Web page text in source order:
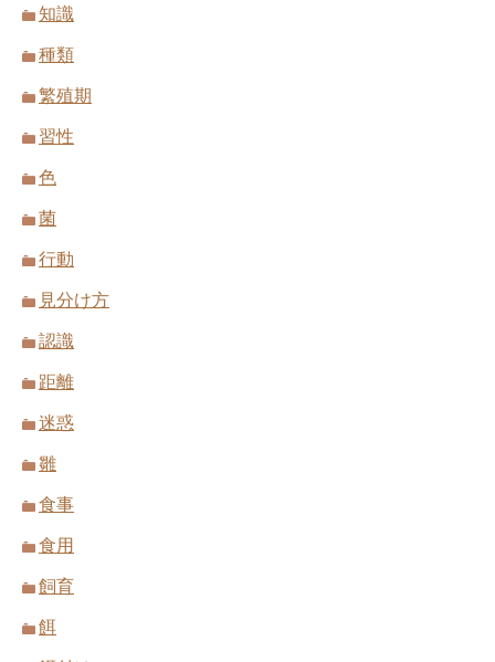
知識
種類
繁殖期
習性
色
菌
行動
見分け方
認識
距離
迷惑
雛
食事
食用
飼育
餌